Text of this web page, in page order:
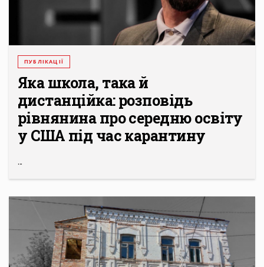
ПУБЛІКАЦІЇ
Яка школа, така й
дистанційка: розповідь
рівнянина про середню освіту
у США під час карантину
...